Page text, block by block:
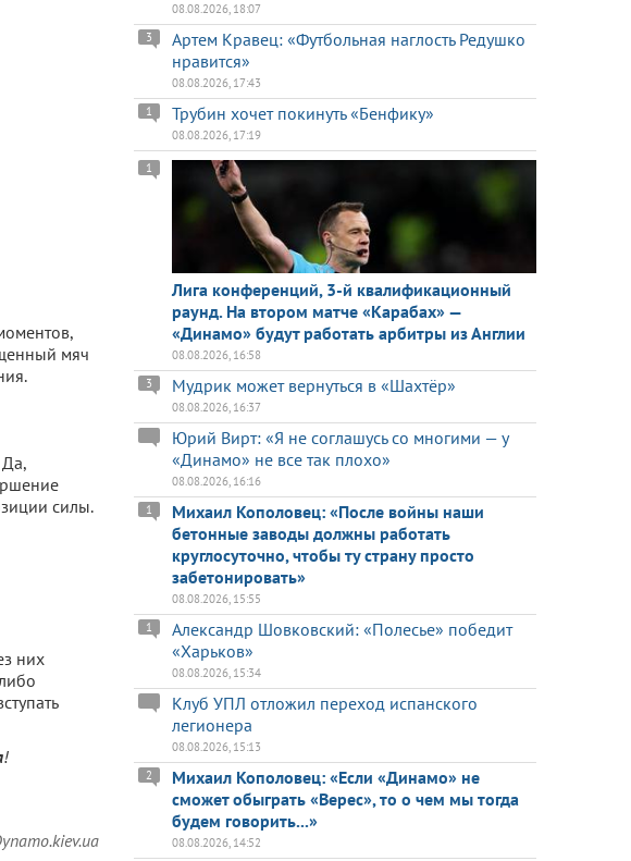
мяч
силы.
них
!
08.08.2026, 18:07
Артем Кравец: «Футбольная наглость Редушко
нравится»
3
08.08.2026, 17:43
Трубин хочет покинуть «Бенфику»
1
08.08.2026, 17:19
Лига конференций, 3-й квалификационный
раунд. На втором матче «Карабах» —
«Динамо» будут работать арбитры из Англии
1
08.08.2026, 16:58
Мудрик может вернуться в «Шахтёр»
3
08.08.2026, 16:37
Юрий Вирт: «Я не соглашусь со многими — у
«Динамо» не все так плохо»
08.08.2026, 16:16
Михаил Кополовец: «После войны наши
бетонные заводы должны работать
круглосуточно, чтобы ту страну просто
забетонировать»
1
08.08.2026, 15:55
Александр Шовковский: «Полесье» победит
«Харьков»
1
08.08.2026, 15:34
Клуб УПЛ отложил переход испанского
легионера
08.08.2026, 15:13
Михаил Кополовец: «Если «Динамо» не
сможет обыграть «Верес», то о чем мы тогда
будем говорить...»
2
08.08.2026, 14:52